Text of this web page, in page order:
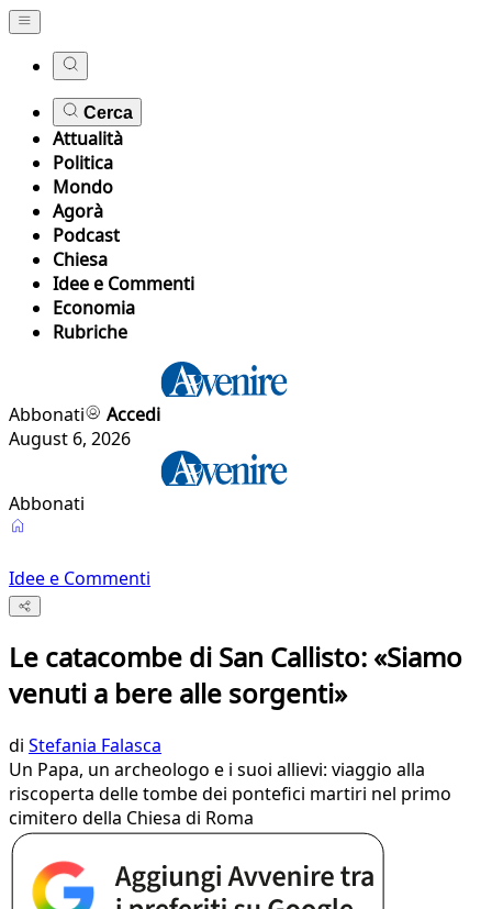
Cerca
Attualità
Politica
Mondo
Agorà
Podcast
Chiesa
Idee e Commenti
Economia
Rubriche
Abbonati
Accedi
August 6, 2026
Abbonati
Idee e Commenti
Le catacombe di San Callisto: «Siamo
venuti a bere alle sorgenti»
di Stefania Falasca
Un Papa, un archeologo e i suoi allievi: viaggio alla
riscoperta delle tombe dei pontefici martiri nel primo
cimitero della Chiesa di Roma